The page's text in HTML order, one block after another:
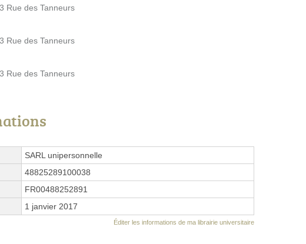
Rue des Tanneurs
Rue des Tanneurs
Rue des Tanneurs
SARL unipersonnelle
48825289100038
FR00488252891
1 janvier 2017
Éditer les informations de ma librairie universitaire